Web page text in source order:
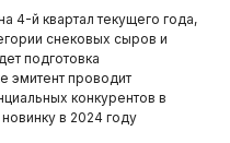
4-й квартал текущего года,
снековых сыров и
подготовка
эмитент проводит
конкурентов в
в 2024 году